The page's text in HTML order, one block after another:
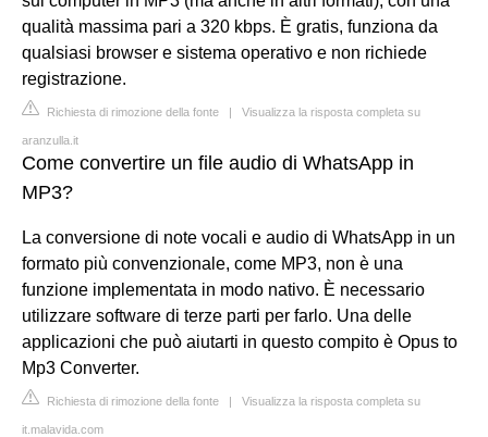
qualità massima pari a 320 kbps. È gratis, funziona da
qualsiasi browser e sistema operativo e non richiede
registrazione.
Richiesta di rimozione della fonte | Visualizza la risposta completa su
aranzulla.it
Come convertire un file audio di WhatsApp in
MP3?
La conversione di note vocali e audio di WhatsApp in un
formato più convenzionale, come MP3, non è una
funzione implementata in modo nativo. È necessario
utilizzare software di terze parti per farlo. Una delle
applicazioni che può aiutarti in questo compito è Opus to
Mp3 Converter.
Richiesta di rimozione della fonte | Visualizza la risposta completa su
it.malavida.com